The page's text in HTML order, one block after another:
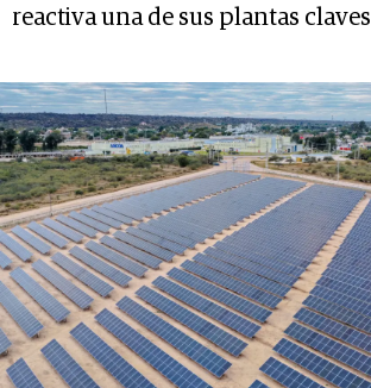
reactiva una de sus plantas claves